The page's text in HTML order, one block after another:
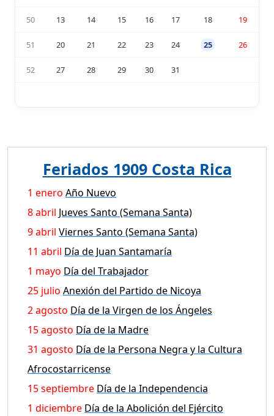
50 13 14 15 16 17 18 19
51 20 21 22 23 24 25 26
52 27 28 29 30 31
Feriados 1909 Costa Rica
1 enero Año Nuevo
8 abril Jueves Santo (Semana Santa)
9 abril Viernes Santo (Semana Santa)
11 abril Día de Juan Santamaría
1 mayo Día del Trabajador
25 julio Anexión del Partido de Nicoya
2 agosto Día de la Virgen de los Ángeles
15 agosto Día de la Madre
31 agosto Día de la Persona Negra y la Cultura
Afrocostarricense
15 septiembre Día de la Independencia
1 diciembre Día de la Abolición del Ejército